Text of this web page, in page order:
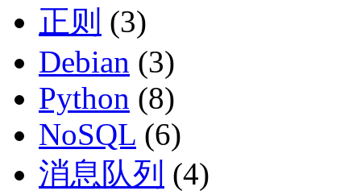
正则 (3)
Debian (3)
Python (8)
NoSQL (6)
消息队列 (4)